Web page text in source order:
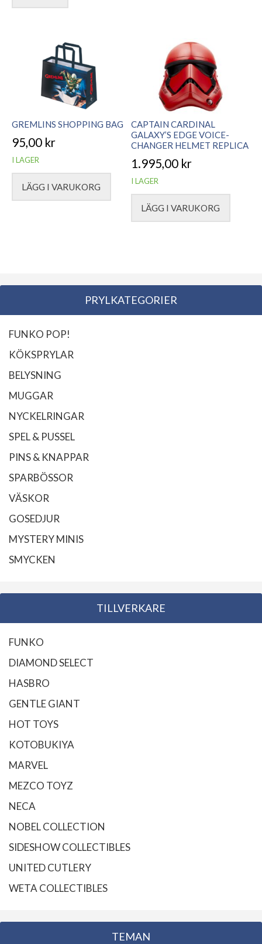
GREMLINS SHOPPING BAG
95,00 kr
I LAGER
LÄGG I VARUKORG
CAPTAIN CARDINAL
GALAXY’S EDGE VOICE-
CHANGER HELMET REPLICA
1.995,00 kr
I LAGER
LÄGG I VARUKORG
PRYLKATEGORIER
FUNKO POP!
KÖKSPRYLAR
BELYSNING
MUGGAR
NYCKELRINGAR
SPEL & PUSSEL
PINS & KNAPPAR
SPARBÖSSOR
VÄSKOR
GOSEDJUR
MYSTERY MINIS
SMYCKEN
TILLVERKARE
FUNKO
DIAMOND SELECT
HASBRO
GENTLE GIANT
HOT TOYS
KOTOBUKIYA
MARVEL
MEZCO TOYZ
NECA
NOBEL COLLECTION
SIDESHOW COLLECTIBLES
UNITED CUTLERY
WETA COLLECTIBLES
TEMAN